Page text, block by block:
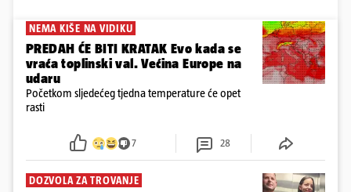
NEMA KIŠE NA VIDIKU
PREDAH ĆE BITI KRATAK Evo kada se
vraća toplinski val. Većina Europe na
udaru
Početkom sljedećeg tjedna temperature će opet
rasti
7 28
DOZVOLA ZA TROVANJE